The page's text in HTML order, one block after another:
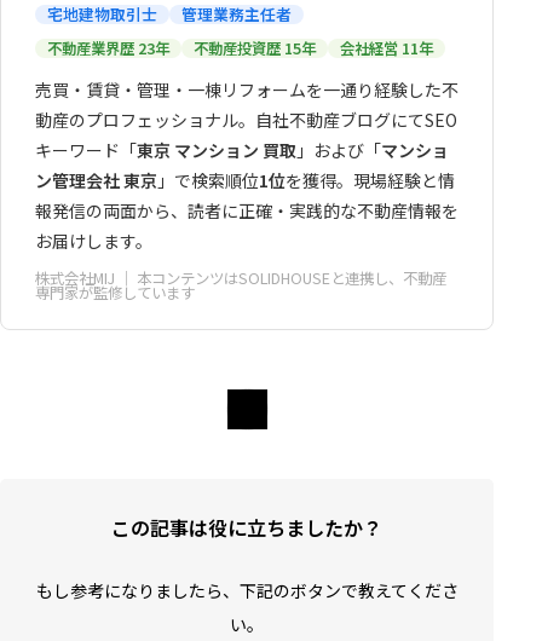
宅地建物取引士 管理業務主任者
不動産業界歴 23年 不動産投資歴 15年 会社経営 11年
売買・賃貸・管理・一棟リフォームを一通り経験した不
動産のプロフェッショナル。自社不動産ブログにてSEO
キーワード「東京 マンション 買取 」および「マンショ
ン管理会社 東京 」で検索順位1位を獲得。現場経験と情
報発信の両面から、読者に正確・実践的な不動産情報を
お届けします。
株式会社MIJ ｜ 本コンテンツはSOLIDHOUSEと連携し、不動産
専門家が監修しています
この記事は役に立ちましたか？
もし参考になりましたら、下記のボタンで教えてくださ
い。